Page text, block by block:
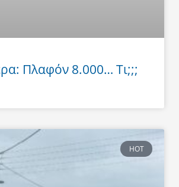
Πλαφόν 8.000… Τι;;;
HOT